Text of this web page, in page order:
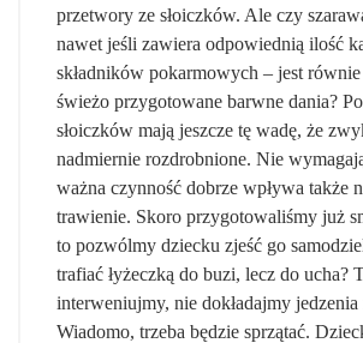
przetwory ze słoiczków. Ale czy
nawet jeśli zawiera odpowiednią ilość
składników pokarmowych – jest
świeżo przygotowane barwne dania?
słoiczków mają jeszcze tę wadę, że
nadmiernie rozdrobnione. Nie
ważna czynność dobrze wpływa także
trawienie. Skoro przygotowaliśmy już
to pozwólmy dziecku zjeść go
trafiać łyżeczką do buzi, lecz do ucha?
interweniujmy, nie dokładajmy jedzenia
Wiadomo, trzeba będzie sprzątać.